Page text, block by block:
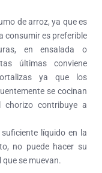
de arroz, ya que es
consumir es preferible
en ensalada o
últimas conviene
ya que los
se cocinan
contribuye a
líquido en la
no puede hacer su
que se muevan.